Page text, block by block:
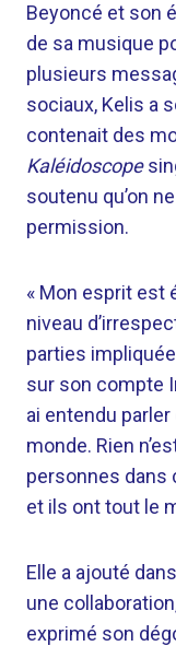
Beyoncé et son
de sa musique
plusieurs
sociaux, Kelis a
contenait des
Kaléidoscope
soutenu qu’on
permission.
« Mon esprit est
niveau
parties
sur son compte
ai entendu
monde. Rien
personnes dans
et ils ont tout le
Elle a ajouté
une
exprimé son